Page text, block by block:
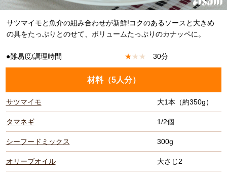
サツマイモと魚介の組み合わせが新鮮!コクのあるソースと大きめ
の具をたっぷりとのせて、ボリュームたっぷりのカナッペに。
●難易度/調理時間 ★★ ★ 30分
材料（5人分）
サツマイモ 大1本（約350g）
タマネギ 1/2個
シーフードミックス 300g
オリーブオイル 大さじ2